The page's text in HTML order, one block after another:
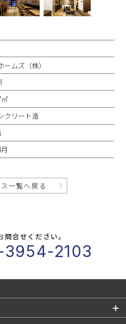
稿
ビ
ゲ
ー
ン
ームズ（株）
㎡
クリート造
一覧へ戻る
問合せください。
3954-2103